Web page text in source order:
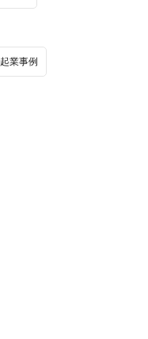
起業事例